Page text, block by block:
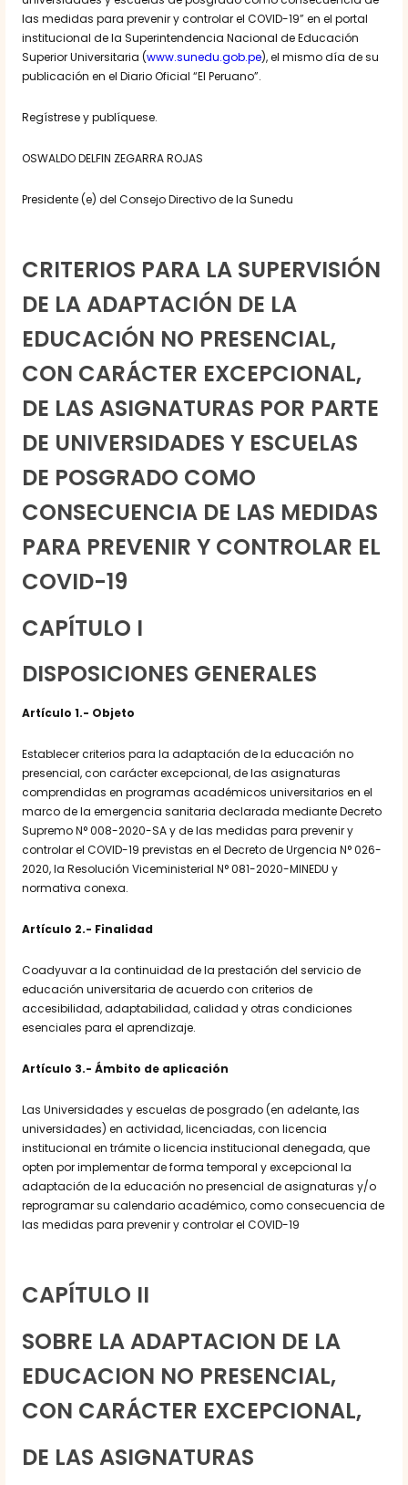
las medidas para prevenir y controlar el COVID-19” en el portal
institucional de la Superintendencia Nacional de Educación
Superior Universitaria (www.sunedu.gob.pe), el mismo día de su
publicación en el Diario Oficial “El Peruano”.
Regístrese y publíquese.
OSWALDO DELFIN ZEGARRA ROJAS
Presidente (e) del Consejo Directivo de la Sunedu
CRITERIOS PARA LA SUPERVISIÓN
DE LA ADAPTACIÓN DE LA
EDUCACIÓN NO PRESENCIAL,
CON CARÁCTER EXCEPCIONAL,
DE LAS ASIGNATURAS POR PARTE
DE UNIVERSIDADES Y ESCUELAS
DE POSGRADO COMO
CONSECUENCIA DE LAS MEDIDAS
PARA PREVENIR Y CONTROLAR EL
COVID-19
CAPÍTULO I
DISPOSICIONES GENERALES
Artículo 1.- Objeto
Establecer criterios para la adaptación de la educación no
presencial, con carácter excepcional, de las asignaturas
comprendidas en programas académicos universitarios en el
marco de la emergencia sanitaria declarada mediante Decreto
Supremo N° 008-2020-SA y de las medidas para prevenir y
controlar el COVID-19 previstas en el Decreto de Urgencia N° 026-
2020, la Resolución Viceministerial N° 081-2020-MINEDU y
normativa conexa.
Artículo 2.- Finalidad
Coadyuvar a la continuidad de la prestación del servicio de
educación universitaria de acuerdo con criterios de
accesibilidad, adaptabilidad, calidad y otras condiciones
esenciales para el aprendizaje.
Artículo 3.- Ámbito de aplicación
Las Universidades y escuelas de posgrado (en adelante, las
universidades) en actividad, licenciadas, con licencia
institucional en trámite o licencia institucional denegada, que
opten por implementar de forma temporal y excepcional la
adaptación de la educación no presencial de asignaturas y/o
reprogramar su calendario académico, como consecuencia de
las medidas para prevenir y controlar el COVID-19
CAPÍTULO II
SOBRE LA ADAPTACION DE LA
EDUCACION NO PRESENCIAL,
CON CARÁCTER EXCEPCIONAL,
DE LAS ASIGNATURAS